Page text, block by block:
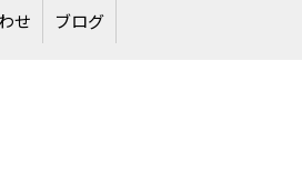
せ ブログ